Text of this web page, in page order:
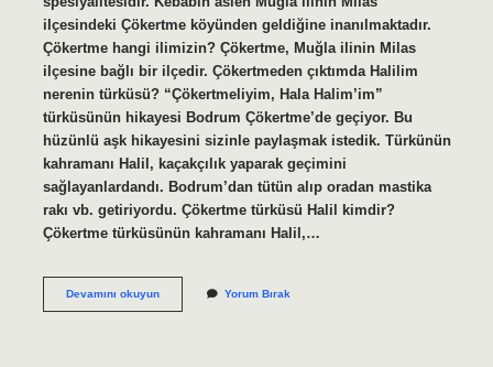
ilçesindeki Çökertme köyünden geldiğine inanılmaktadır.
Çökertme hangi ilimizin? Çökertme, Muğla ilinin Milas
ilçesine bağlı bir ilçedir. Çökertmeden çıktımda Halilim
nerenin türküsü? “Çökertmeliyim, Hala Halim’im”
türküsünün hikayesi Bodrum Çökertme’de geçiyor. Bu
hüzünlü aşk hikayesini sizinle paylaşmak istedik. Türkünün
kahramanı Halil, kaçakçılık yaparak geçimini
sağlayanlardandı. Bodrum’dan tütün alıp oradan mastika
rakı vb. getiriyordu. Çökertme türküsü Halil kimdir?
Çökertme türküsünün kahramanı Halil,…
Devamını okuyunÇökertme
Yorum Bırak